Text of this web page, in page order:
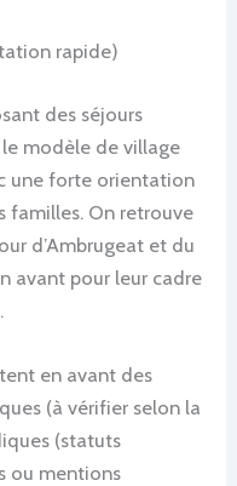
rapide)
des séjours
modèle de village
une forte orientation
familles. On retrouve
d’Ambrugeat et du
avant pour leur cadre
en avant des
(à vérifier selon la
(statuts
ou mentions